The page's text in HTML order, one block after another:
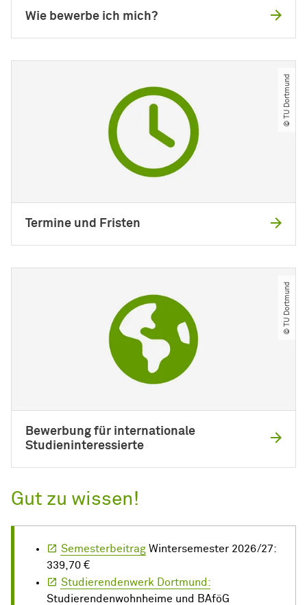
Wie bewerbe ich mich?
© TU Dortmund
Termine und Fristen
© TU Dortmund
Bewerbung für internationale
Studieninteressierte
Gut zu wissen!
Semesterbeitrag Wintersemester 2026/27:
339,70 €
Studierendenwerk Dortmund:
Studierendenwohnheime und BAföG